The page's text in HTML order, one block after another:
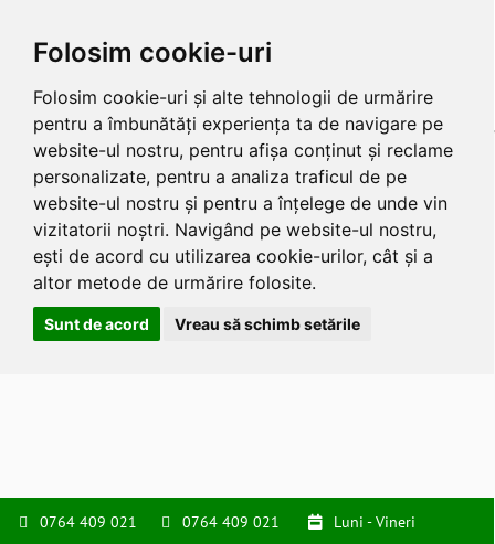
Folosim cookie-uri
Folosim cookie-uri și alte tehnologii de urmărire
pentru a îmbunătăți experiența ta de navigare pe
website-ul nostru, pentru afișa conținut și reclame
personalizate, pentru a analiza traficul de pe
website-ul nostru și pentru a înțelege de unde vin
vizitatorii noștri. Navigând pe website-ul nostru,
ești de acord cu utilizarea cookie-urilor, cât și a
altor metode de urmărire folosite.
Sunt de acord Vreau să schimb setările
0764 409 021 0764 409 021
Luni - Vineri